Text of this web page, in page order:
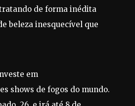
de forma inédita
beleza inesquecível que
em
shows de fogos do mundo.